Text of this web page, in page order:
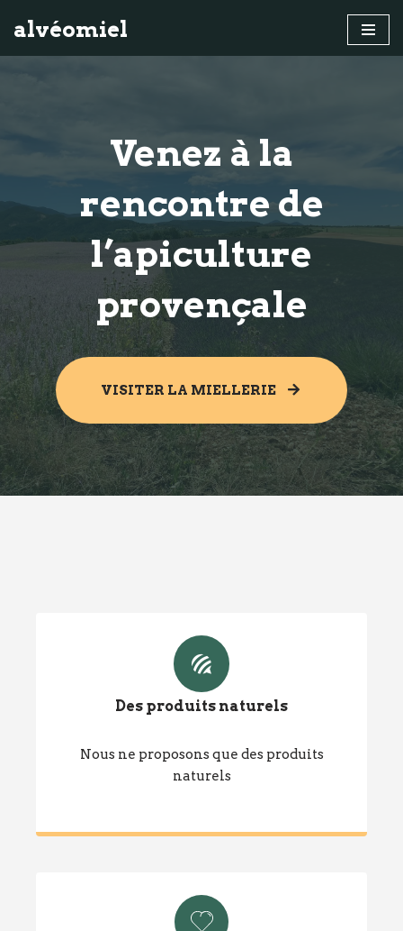
alvéomiel
Venez à la
rencontre de
l’apiculture
provençale
VISITER LA MIELLERIE
Des produits naturels
Nous ne proposons que des produits
naturels